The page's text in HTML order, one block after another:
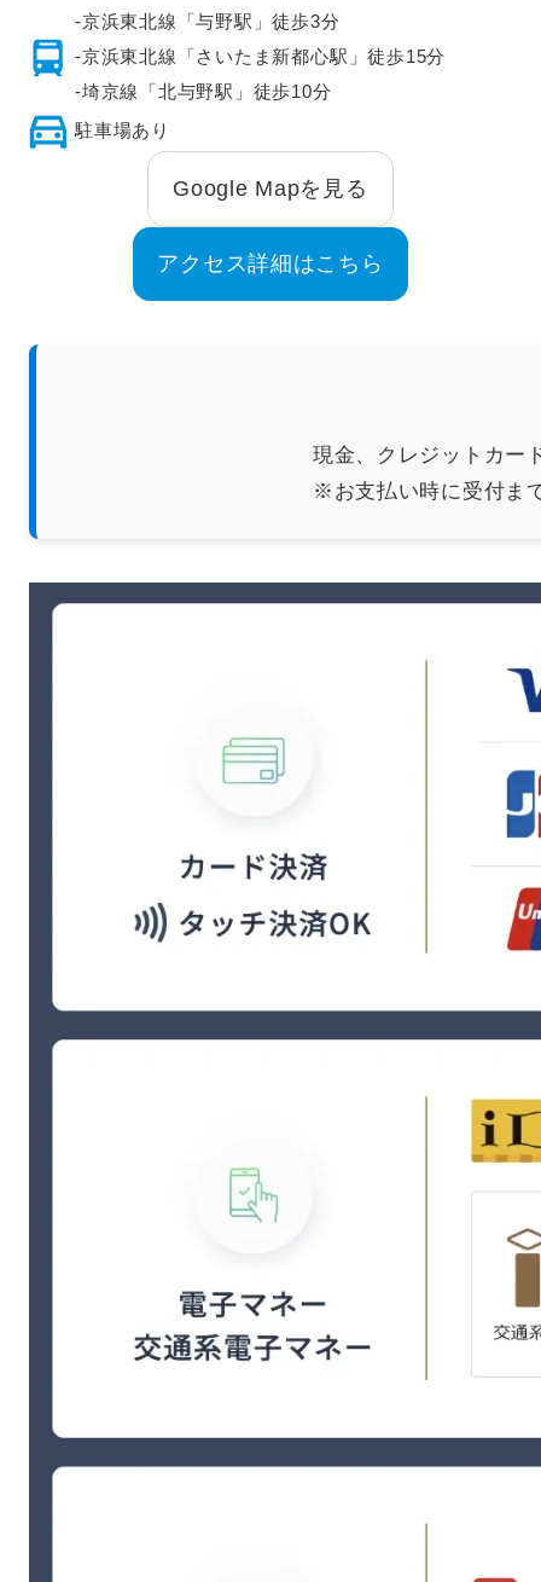
-京浜東北線「与野駅」徒歩3分
-京浜東北線「さいたま新都心駅」徒歩15分
-埼京線「北与野駅」徒歩10分
駐車場あり
Google Mapを見る
アクセス詳細はこちら
現金、クレジットカー
※お支払い時に受付ま